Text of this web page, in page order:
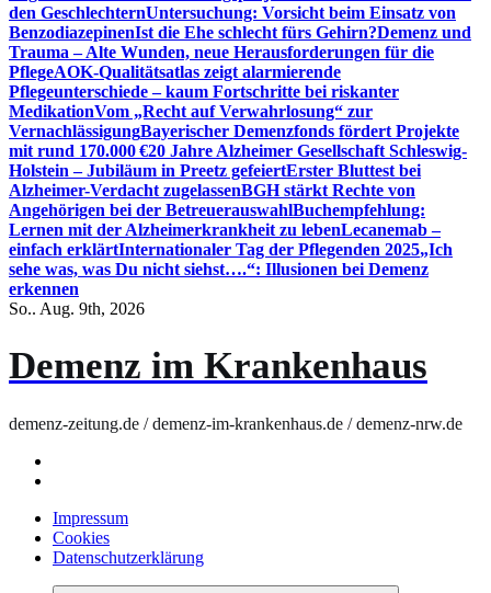
den GeschlechternUntersuchung: Vorsicht beim Einsatz von
BenzodiazepinenIst die Ehe schlecht fürs Gehirn?Demenz und
Trauma – Alte Wunden, neue Herausforderungen für die
PflegeAOK-Qualitätsatlas zeigt alarmierende
Pflegeunterschiede – kaum Fortschritte bei riskanter
MedikationVom „Recht auf Verwahrlosung“ zur
VernachlässigungBayerischer Demenzfonds fördert Projekte
mit rund 170.000 €20 Jahre Alzheimer Gesellschaft Schleswig-
Holstein – Jubiläum in Preetz gefeiertErster Bluttest bei
Alzheimer-Verdacht zugelassenBGH stärkt Rechte von
Angehörigen bei der BetreuerauswahlBuchempfehlung:
Lernen mit der Alzheimerkrankheit zu lebenLecanemab –
einfach erklärtInternationaler Tag der Pflegenden 2025„Ich
sehe was, was Du nicht siehst….“: Illusionen bei Demenz
erkennen
So.. Aug. 9th, 2026
Demenz im Krankenhaus
demenz-zeitung.de / demenz-im-krankenhaus.de / demenz-nrw.de
Impressum
Cookies
Datenschutzerklärung